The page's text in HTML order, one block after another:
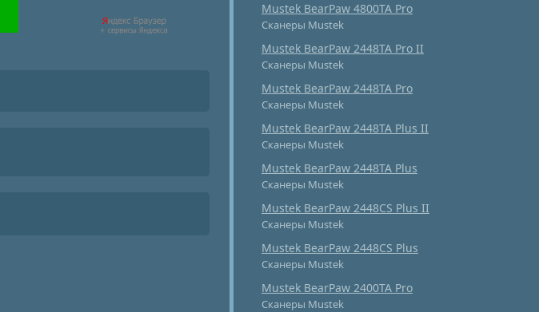
Mustek BearPaw 4800TA Pro
Сканеры Mustek
Mustek BearPaw 2448TA Pro II
Сканеры Mustek
Mustek BearPaw 2448TA Pro
Сканеры Mustek
Mustek BearPaw 2448TA Plus II
Сканеры Mustek
Mustek BearPaw 2448TA Plus
Сканеры Mustek
Mustek BearPaw 2448CS Plus II
Сканеры Mustek
Mustek BearPaw 2448CS Plus
Сканеры Mustek
Mustek BearPaw 2400TA Pro
Сканеры Mustek